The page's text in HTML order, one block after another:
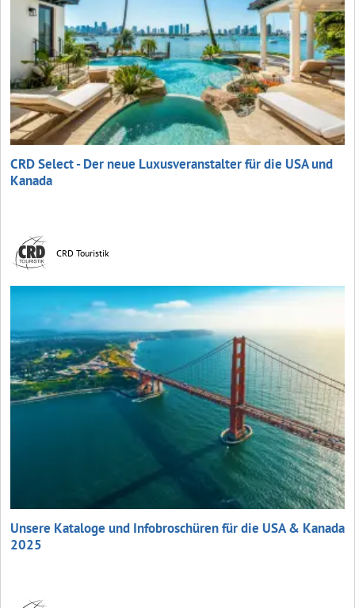
CRD Select - Der neue Luxusveranstalter für die USA und
Kanada
CRD Touristik
Unsere Kataloge und Infobroschüren für die USA & Kanada
2025